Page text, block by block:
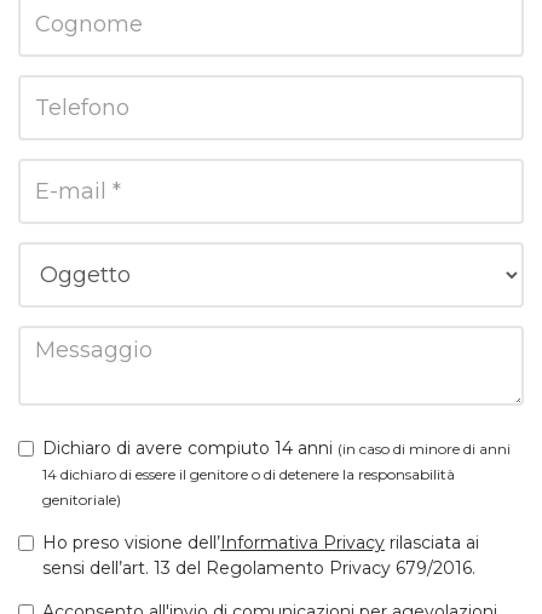
Dichiaro di avere compiuto 14 anni (in caso di minore di anni
14 dichiaro di essere il genitore o di detenere la responsabilità
genitoriale)
Ho preso visione dell’Informativa Privacy rilasciata ai
sensi dell’art. 13 del Regolamento Privacy 679/2016.